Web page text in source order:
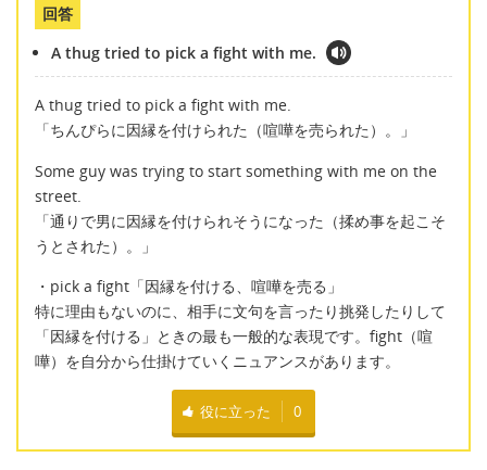
回答
A thug tried to pick a fight with me.
A thug tried to pick a fight with me.
「ちんぴらに因縁を付けられた（喧嘩を売られた）。」
Some guy was trying to start something with me on the
street.
「通りで男に因縁を付けられそうになった（揉め事を起こそ
うとされた）。」
・pick a fight「因縁を付ける、喧嘩を売る」
特に理由もないのに、相手に文句を言ったり挑発したりして
「因縁を付ける」ときの最も一般的な表現です。fight（喧
嘩）を自分から仕掛けていくニュアンスがあります。
役に立った 0